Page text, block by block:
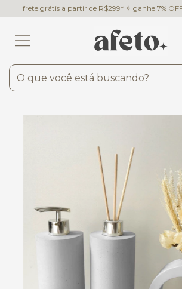
frete grátis a partir de R$299* ✧ ganhe 7%